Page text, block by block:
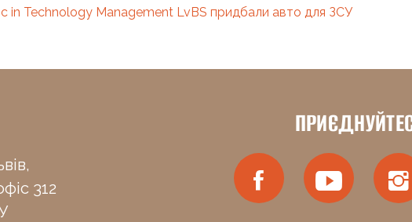
in Technology Management LvBS придбали авто для ЗСУ
312